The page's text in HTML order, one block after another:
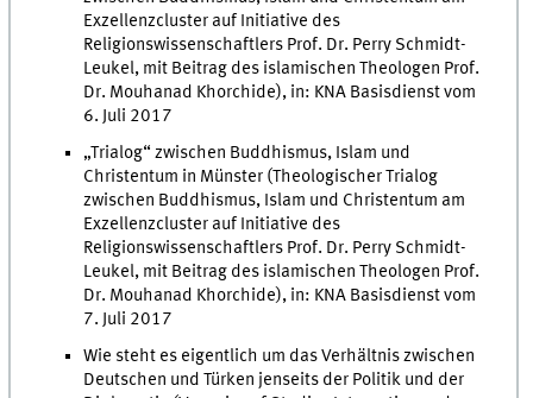
Exzellenzcluster auf Initiative des
Religionswissenschaftlers Prof. Dr. Perry Schmidt-
Leukel, mit Beitrag des islamischen Theologen Prof.
Dr. Mouhanad Khorchide), in: KNA Basisdienst vom
6. Juli 2017
„Trialog“ zwischen Buddhismus, Islam und
Christentum in Münster (Theologischer Trialog
zwischen Buddhismus, Islam und Christentum am
Exzellenzcluster auf Initiative des
Religionswissenschaftlers Prof. Dr. Perry Schmidt-
Leukel, mit Beitrag des islamischen Theologen Prof.
Dr. Mouhanad Khorchide), in: KNA Basisdienst vom
7. Juli 2017
Wie steht es eigentlich um das Verhältnis zwischen
Deutschen und Türken jenseits der Politik und der